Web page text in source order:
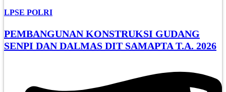
LPSE POLRI
PEMBANGUNAN KONSTRUKSI GUDANG
SENPI DAN DALMAS DIT SAMAPTA T.A. 2026